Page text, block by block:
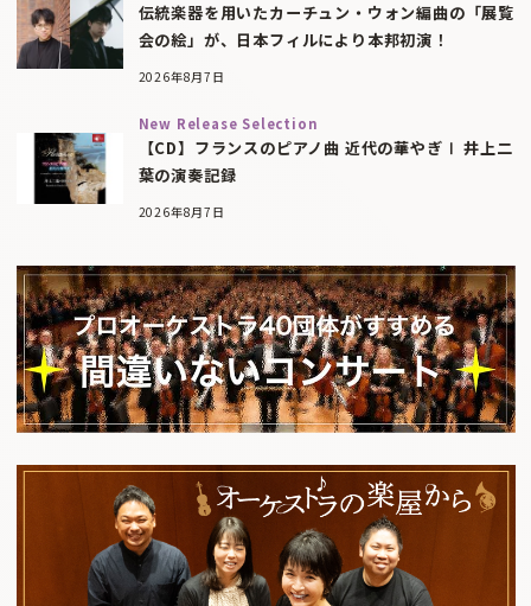
伝統楽器を用いたカーチュン・ウォン編曲の「展覧
会の絵」が、日本フィルにより本邦初演！
2026年8月7日
New Release Selection
【CD】フランスのピアノ曲 近代の華やぎⅠ 井上二
葉の演奏記録
2026年8月7日